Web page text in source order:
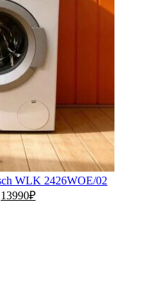
WLK 2426WOE/02
13990₽